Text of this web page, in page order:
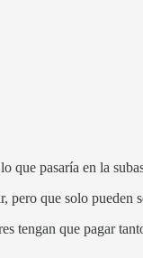
que pasaría en la
pero que solo pueden
tengan que pagar